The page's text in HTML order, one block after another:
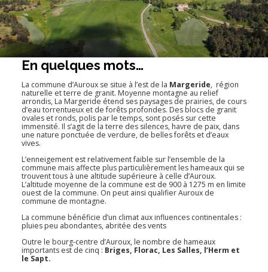
En quelques mots…
La commune d’Auroux se situe à l’est de la Margeride, région
naturelle et terre de granit. Moyenne montagne au relief
arrondis, La Margeride étend ses paysages de prairies, de cours
d’eau torrentueux et de forêts profondes. Des blocs de granit
ovales et ronds, polis par le temps, sont posés sur cette
immensité. Il s’agit de la terre des silences, havre de paix, dans
une nature ponctuée de verdure, de belles forêts et d’eaux
vives.
L’enneigement est relativement faible sur l’ensemble de la
commune mais affecte plus particulièrement les hameaux qui se
trouvent tous à une altitude supérieure à celle d’Auroux.
L’altitude moyenne de la commune est de 900 à 1275 m en limite
ouest de la commune. On peut ainsi qualifier Auroux de
commune de montagne.
La commune bénéficie d’un climat aux influences continentales :
pluies peu abondantes, abritée des vents
Outre le bourg-centre d’Auroux, le nombre de hameaux
importants est de cinq : Briges, Florac, Les Salles, l’Herm et
le Sapt.